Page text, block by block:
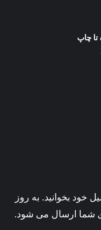
تا چاپ
برای
خود بخوانید. به روز
شما ارسال می شود.